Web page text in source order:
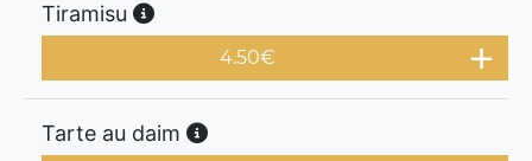
Tiramisu
4.50€
Tarte au daim